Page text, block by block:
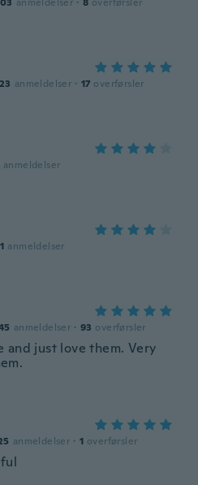
anmeldelser · 17 overførsler
anmeldelser
anmeldelser
anmeldelser · 93 overførsler
and just love them. Very
anmeldelser · 1 overførsler